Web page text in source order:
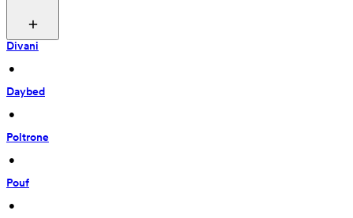
Divani
•
Daybed
•
Poltrone
•
Pouf
•